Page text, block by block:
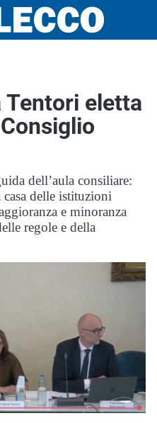
Tentori eletta
dell’aula consiliare:
delle istituzioni
e minoranza
regole e della